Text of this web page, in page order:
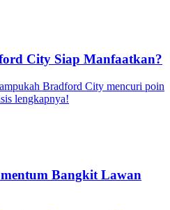
City Siap Manfaatkan?
Bradford City mencuri poin
lengkapnya!
Bangkit Lawan